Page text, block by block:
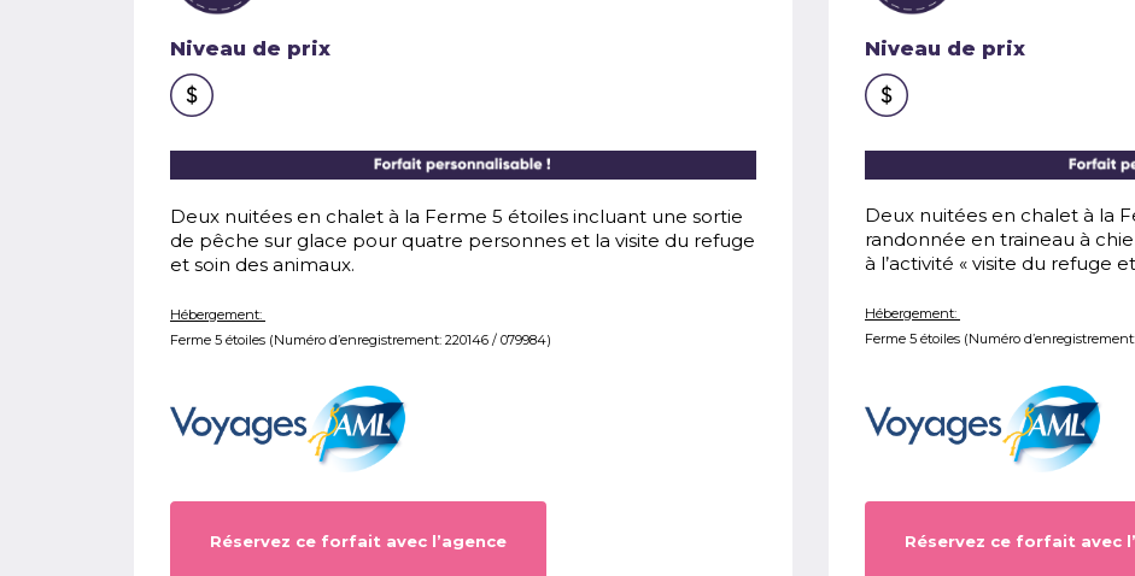
Niveau de prix
Deux nuitées en chalet à la Ferme 5 étoiles incluant une sortie
de pêche sur glace pour quatre personnes et la visite du refuge
et soin des animaux.
Hébergement:
Ferme 5 étoiles (Numéro d’enregistrement: 220146 / 079984)
Réservez ce forfait avec l’agence
Niveau de prix
Deux nuitées en chalet à la
randonnée en traineau à
à l’activité « visite du refuge
Hébergement:
Ferme 5 étoiles (Numéro
Réservez ce forfait avec